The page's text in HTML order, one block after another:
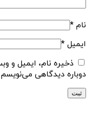
نام *
ایمیل *
ذخیره نام، ایمیل و
دوباره دیدگاهی